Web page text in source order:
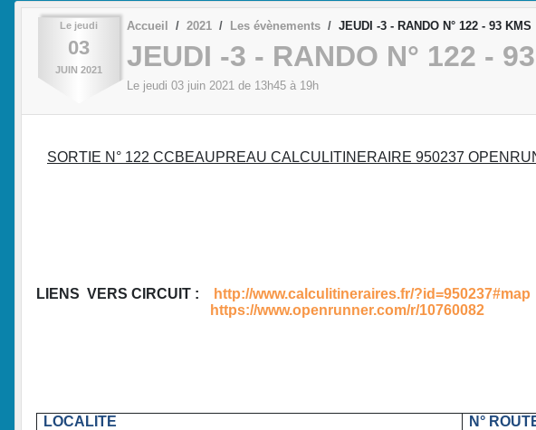
Le jeudi
03
JUIN 2021
Accueil 2021 Les évènements JEUDI -3 - RANDO N° 122 - 93 KMS
JEUDI -3 - RANDO N° 122 -
Le jeudi 03 juin 2021 de 13h45 à 19h
SORTIE N° 122 CCBEAUPREAU CALCULITINERAIRE 950237
LIENS VERS CIRCUIT :
http://www.calculitineraires.fr/?id=950237#map
https://www.openrunner.com/r/10760082
LOCALITE N°